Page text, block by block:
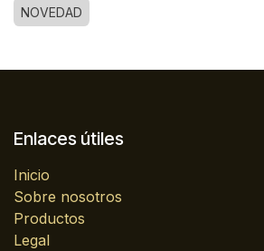
NOVEDAD
Enlaces útiles
Inicio
Sobre nosotros
Productos
Legal